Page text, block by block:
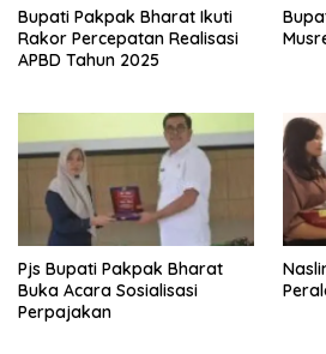
Bupati Pakpak Bharat Ikuti
Rakor Percepatan Realisasi
APBD Tahun 2025
Pjs Bupati Pakpak Bharat
Buka Acara Sosialisasi
Perpajakan